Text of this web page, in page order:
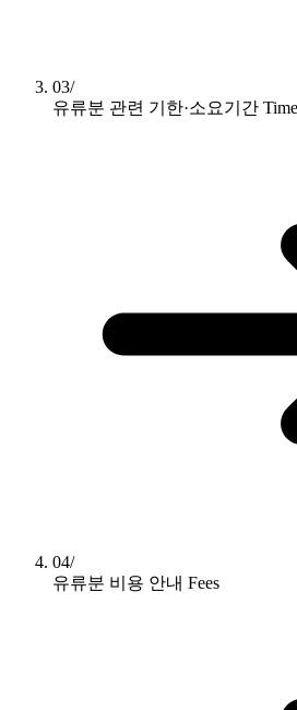
03/
유류분 관련 기한·소요기간
04/
유류분 비용 안내 Fees